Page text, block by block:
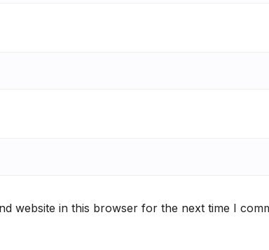
website in this browser for the next time I